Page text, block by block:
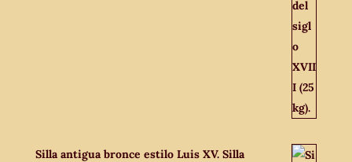
Silla antigua bronce estilo Luis XV. Silla